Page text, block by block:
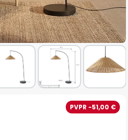
PVPR -51,00 €